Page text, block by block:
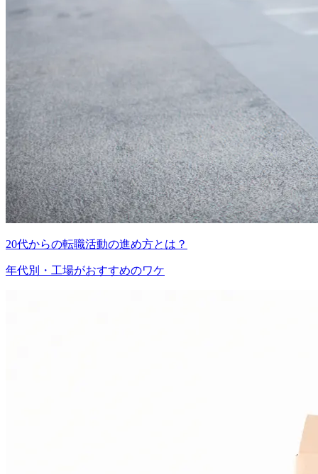
20代からの転職活動の進め方とは？
年代別・工場がおすすめのワケ